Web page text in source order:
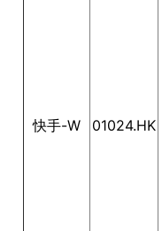
快手-W 01024.HK